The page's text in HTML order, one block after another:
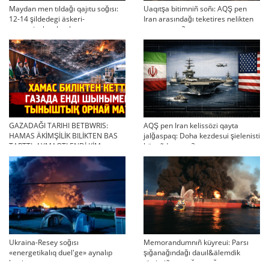
Maydan men tıldağı qajıtu soğısı:
12-14 şildedegi äskeri-
strategiyalıq ahual
Uaqıtşa bitimniñ soñı: AQŞ pen
Iran arasındağı teketires nelikten
qayta uşıqtı?
GAZADAĞI TARIHI BETBWRIS:
HAMAS ÄKİMŞİLİK BILİKTEN BAS
TARTTI. AYMAQTI ENDİ KİM
BASQARADI?
AQŞ pen Iran kelissözi qayta
jalğaspaq: Doha kezdesui şielenisti
bäseñdete me?
Ukraina-Resey soğısı
«energetikalıq duel'ge» aynalıp
Memorandumnıñ küyreui: Parsı
şığanağındağı dauıl&älemdik